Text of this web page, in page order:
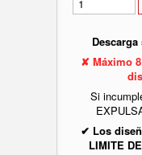
✘ Máximo
Si
✔ Los
LIMITE